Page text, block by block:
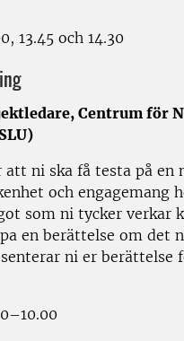
13.45 och 14.30
Centrum för
ni ska få testa på en
och engagemang
som ni tycker verkar
en berättelse om det
ni er berättelse